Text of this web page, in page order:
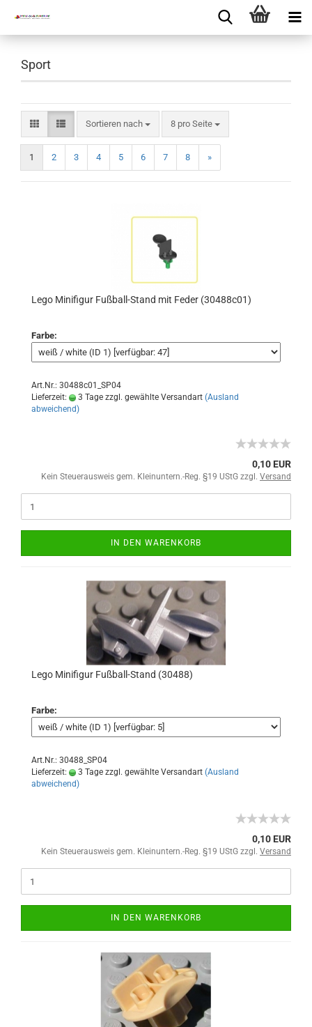
Sport
Sortieren nach 8 pro Seite
1 2 3 4 5 6 7 8 »
Lego Minifigur Fußball-Stand mit Feder (30488c01)
Farbe:
Art.Nr.: 30488c01_SP04
Lieferzeit:
3 Tage zzgl. gewählte Versandart (Ausland
abweichend)
0,10 EUR
Kein Steuerausweis gem. Kleinuntern.-Reg. §19 UStG zzgl. Versand
IN DEN WARENKORB
Lego Minifigur Fußball-Stand (30488)
Farbe:
Art.Nr.: 30488_SP04
Lieferzeit:
3 Tage zzgl. gewählte Versandart (Ausland
abweichend)
0,10 EUR
Kein Steuerausweis gem. Kleinuntern.-Reg. §19 UStG zzgl. Versand
IN DEN WARENKORB